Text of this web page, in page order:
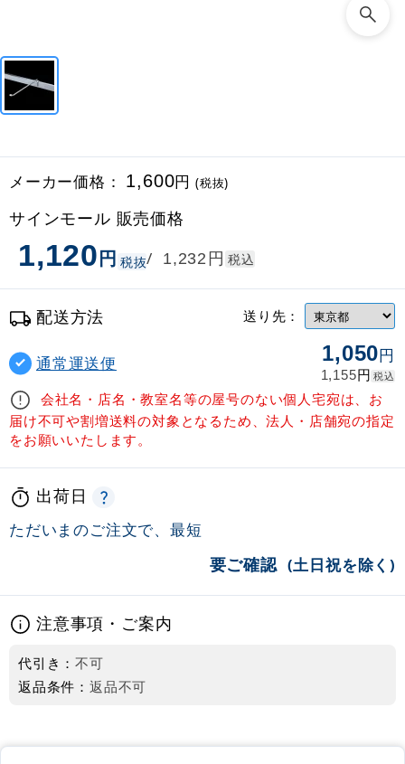
メーカー価格： 1,600円(税抜)
サインモール 販売価格
1,120円 税抜/ 1,232円 税込
配送方法 送り先：
通常運送便 1,050円
1,155円 税込
会社名・店名・教室名等の屋号のない個人宅宛は、お
届け不可や割増送料の対象となるため、法人・店舗宛の指定
をお願いいたします。
出荷日
ただいまのご注文で、最短
要ご確認 (土日祝を除く)
注意事項・ご案内
代引き：不可
返品条件： 返品不可